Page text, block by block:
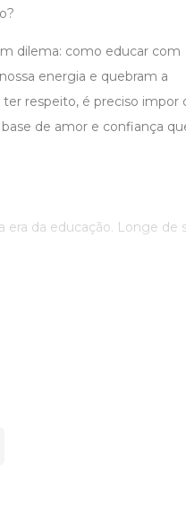
dilema: como educar com
energia e quebram a
respeito, é preciso impor
de amor e confiança
era da educação. Longe de